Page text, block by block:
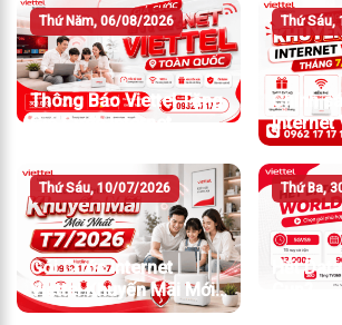
Thứ Năm, 06/08/2026
Thông Báo Viettel Tăng
Giá Cước Internet
Thứ Sáu,
Chính
Internet
7/2026
Thứ Sáu, 10/07/2026
Gói Cước Internet
Viettel Khuyến Mãi Mới
Nhất T7/2026
Thứ Ba,
Hết